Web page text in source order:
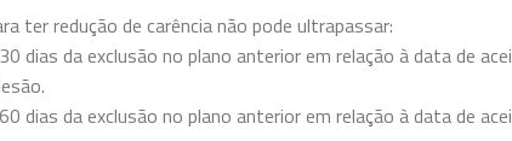
ter redução de carência não pode ultrapassar:
dias da exclusão no plano anterior em relação à data de
dias da exclusão no plano anterior em relação à data de